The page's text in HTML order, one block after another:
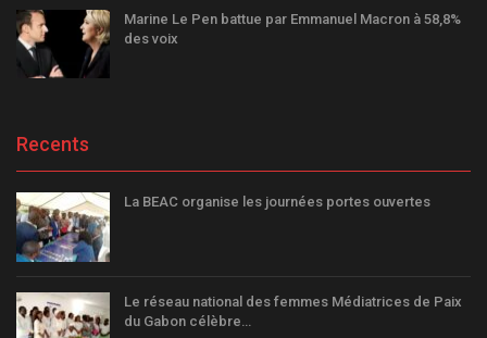
Marine Le Pen battue par Emmanuel Macron à 58,8%
des voix
Recents
La BEAC organise les journées portes ouvertes
Le réseau national des femmes Médiatrices de Paix
du Gabon célèbre…